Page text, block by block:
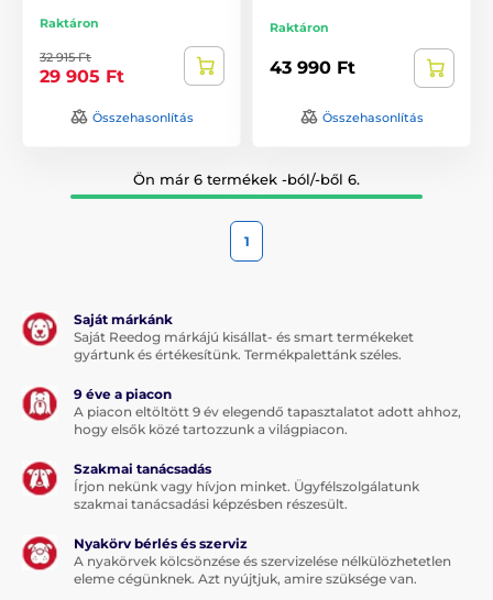
Raktáron
32 915 Ft
29 905 Ft
Összehasonlítás
Raktáron
43 990 Ft
Összehasonlítás
Ön már 6 termékek -ból/-ből 6.
1
Saját márkánk
Saját Reedog márkájú kisállat- és smart termékeket
gyártunk és értékesítünk. Termékpalettánk széles.
9 éve a piacon
A piacon eltöltött 9 év elegendő tapasztalatot adott ahhoz,
hogy elsők közé tartozzunk a világpiacon.
Szakmai tanácsadás
Írjon nekünk vagy hívjon minket. Ügyfélszolgálatunk
szakmai tanácsadási képzésben részesült.
Nyakörv bérlés és szerviz
A nyakörvek kölcsönzése és szervizelése nélkülözhetetlen
eleme cégünknek. Azt nyújtjuk, amire szüksége van.